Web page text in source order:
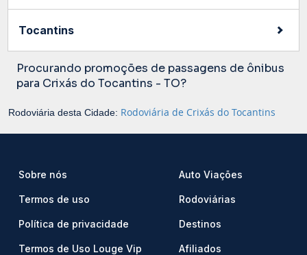
Tocantins
Procurando promoções de passagens de ônibus
para Crixás do Tocantins - TO?
Rodoviária desta Cidade: Rodoviária de Crixás do Tocantins
Sobre nós
Termos de uso
Política de privacidade
Termos de Uso Louge Vip
Auto Viações
Rodoviárias
Destinos
Afiliados